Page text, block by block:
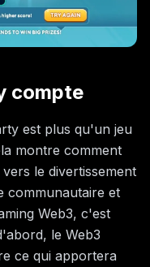
compte
est plus qu'un jeu
montre comment
le divertissement
communautaire et
Web3, c'est
le Web3
ce qui apportera